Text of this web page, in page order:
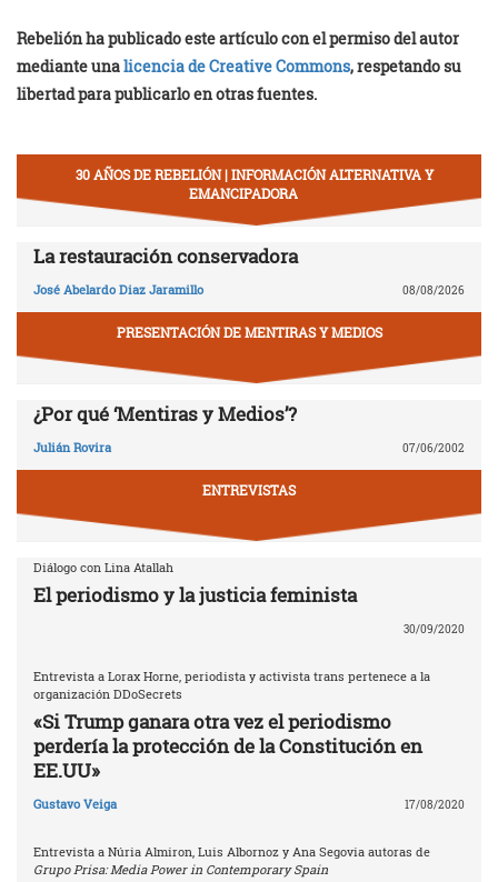
Rebelión ha publicado este artículo con el permiso del autor
mediante unalicencia de Creative Commons, respetando su
libertad para publicarlo en otras fuentes.
30 AÑOS DE REBELIÓN | INFORMACIÓN ALTERNATIVA Y
EMANCIPADORA
La restauración conservadora
José Abelardo Diaz Jaramillo 08/08/2026
PRESENTACIÓN DE MENTIRAS Y MEDIOS
¿Por qué ‘Mentiras y Medios’?
Julián Rovira 07/06/2002
ENTREVISTAS
Diálogo con Lina Atallah
El periodismo y la justicia feminista
30/09/2020
Entrevista a Lorax Horne, periodista y activista trans pertenece a la
organización DDoSecrets
«Si Trump ganara otra vez el periodismo
perdería la protección de la Constitución en
EE.UU»
Gustavo Veiga 17/08/2020
Entrevista a Núria Almiron, Luis Albornoz y Ana Segovia autoras de
Grupo Prisa: Media Power in Contemporary Spain